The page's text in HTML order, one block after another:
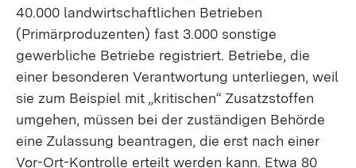
40.000 landwirtschaftlichen Betrieben
(Primärproduzenten) fast 3.000 sonstige
gewerbliche Betriebe registriert. Betriebe, die
einer besonderen Verantwortung unterliegen, weil
sie zum Beispiel mit „kritischen“ Zusatzstoffen
umgehen, müssen bei der zuständigen Behörde
eine Zulassung beantragen, die erst nach einer
Vor-Ort-Kontrolle erteilt werden kann. Etwa 80